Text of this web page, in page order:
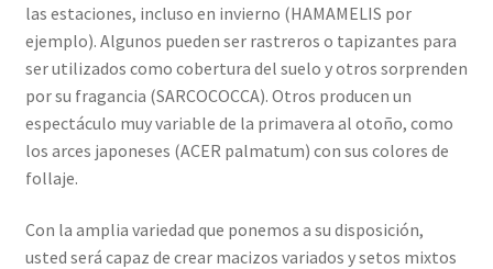
las estaciones, incluso en invierno (HAMAMELIS por
ejemplo). Algunos pueden ser rastreros o tapizantes para
ser utilizados como cobertura del suelo y otros sorprenden
por su fragancia (SARCOCOCCA). Otros producen un
espectáculo muy variable de la primavera al otoño, como
los arces japoneses (ACER palmatum) con sus colores de
follaje.
Con la amplia variedad que ponemos a su disposición,
usted será capaz de crear macizos variados y setos mixtos